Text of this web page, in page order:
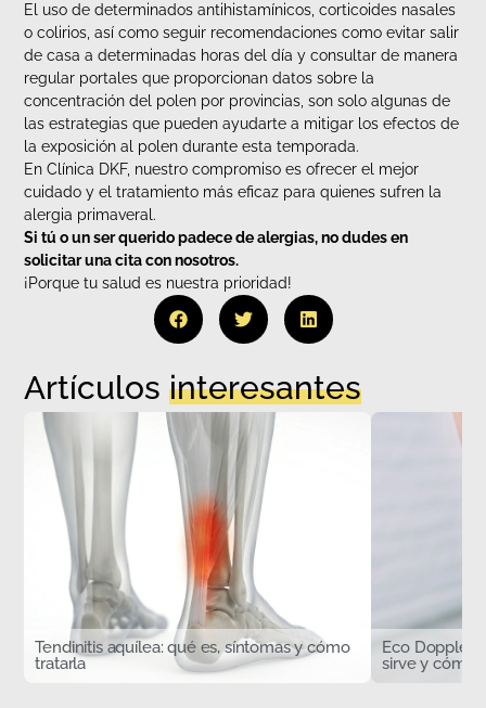
El uso de determinados antihistamínicos, corticoides nasales
o colirios, así como seguir recomendaciones como evitar salir
de casa a determinadas horas del día y consultar de manera
regular portales que proporcionan datos sobre la
concentración del polen por provincias, son solo algunas de
las estrategias que pueden ayudarte a mitigar los efectos de
la exposición al polen durante esta temporada.
En Clínica DKF, nuestro compromiso es ofrecer el mejor
cuidado y el tratamiento más eficaz para quienes sufren la
alergia primaveral.
Si tú o un ser querido padece de alergias, no dudes en
solicitar una cita con nosotros.
¡Porque tu salud es nuestra prioridad!
Artículosinteresantes
Tendinitis aquílea: qué es, síntomas y cómo
tratarla
Eco Doppler
sirve y cómo